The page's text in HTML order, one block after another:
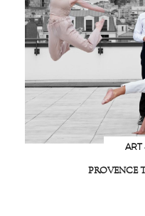
ART
PROVENCE